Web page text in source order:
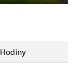
Hodiny